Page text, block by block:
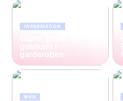
INFORMATION
garderoben
MÄN